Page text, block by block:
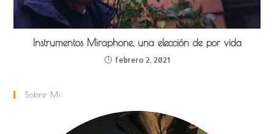
Instrumentos Miraphone, una elección de por vida
febrero 2, 2021
Sobre Mi